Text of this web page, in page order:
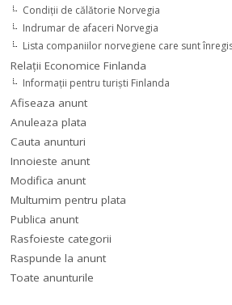
Condiții de călătorie Norvegia
Indrumar de afaceri Norvegia
Lista companiilor norvegiene care sunt
Relaţii Economice Finlanda
Informaţii pentru turişti Finlanda
Afiseaza anunt
Anuleaza plata
Cauta anunturi
Innoieste anunt
Modifica anunt
Multumim pentru plata
Publica anunt
Rasfoieste categorii
Raspunde la anunt
Toate anunturile